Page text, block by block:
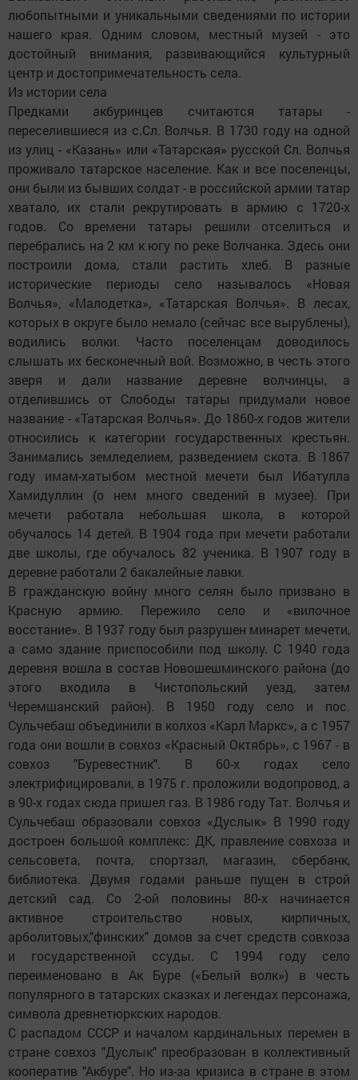
любопытными и уникальными сведениями по истории
нашего края. Одним словом, местный музей - это
достойный внимания, развивающийся культурный
центр и достопримечательность села.
Из истории села
Предками акбуринцев считаются татары -
переселившиеся из с.Сл. Волчья. В 1730 году на одной
из улиц - «Казань» или «Татарская» русской Сл. Волчья
проживало татарское население. Как и все поселенцы,
они были из бывших солдат - в российской армии татар
хватало, их стали рекрутировать в армию с 1720-х
годов. Со времени татары решили отселиться и
перебрались на 2 км к югу по реке Волчанка. Здесь они
построили дома, стали растить хлеб. В разные
исторические периоды село называлось «Новая
Волчья», «Малодетка», «Татарская Волчья». В лесах,
которых в округе было немало (сейчас все вырублены),
водились волки. Часто поселенцам доводилось
слышать их бесконечный вой. Возможно, в честь этого
зверя и дали название деревне волчинцы, а
отделившись от Слободы татары придумали новое
название - «Татарская Волчья». До 1860-х годов жители
относились к категории государственных крестьян.
Занимались земледелием, разведением скота. В 1867
году имам-хатыбом местной мечети был Ибатулла
Хамидуллин (о нем много сведений в музее). При
мечети работала небольшая школа, в которой
обучалось 14 детей. В 1904 года при мечети работали
две школы, где обучалось 82 ученика. В 1907 году в
деревне работали 2 бакалейные лавки.
В гражданскую войну много селян было призвано в
Красную армию. Пережило село и «вилочное
восстание». В 1937 году был разрушен минарет мечети,
а само здание приспособили под школу. С 1940 года
деревня вошла в состав Новошешминского района (до
этого входила в Чистопольский уезд, затем
Черемшанский район). В 1950 году село и пос.
Сульчебаш объединили в колхоз «Карл Маркс», а с 1957
года они вошли в совхоз «Красный Октябрь», с 1967 - в
совхоз "Буревестник". В 60-х годах село
электрифицировали, в 1975 г. проложили водопровод, а
в 90-х годах сюда пришел газ. В 1986 году Тат. Волчья и
Сульчебаш образовали совхоз «Дуслык» В 1990 году
достроен большой комплекс: ДК, правление совхоза и
сельсовета, почта, спортзал, магазин, сбербанк,
библиотека. Двумя годами раньше пущен в строй
детский сад. Со 2-ой половины 80-х начинается
активное строительство новых, кирпичных,
арболитовых,"финских" домов за счет средств совхоза
и государственной ссуды. С 1994 году село
переименовано в Ак Буре («Белый волк») в честь
популярного в татарских сказках и легендах персонажа,
символа древнетюркских народов.
С распадом СССР и началом кардинальных перемен в
стране совхоз "Дуслык" преобразован в коллективный
кооператив "Акбуре". Но из-за кризиса в стране в этом